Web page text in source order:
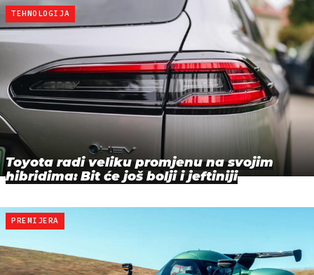
TEHNOLOGIJA
Toyota radi veliku promjenu na svojim
hibridima: Bit će još bolji i jeftiniji
PREMIJERA